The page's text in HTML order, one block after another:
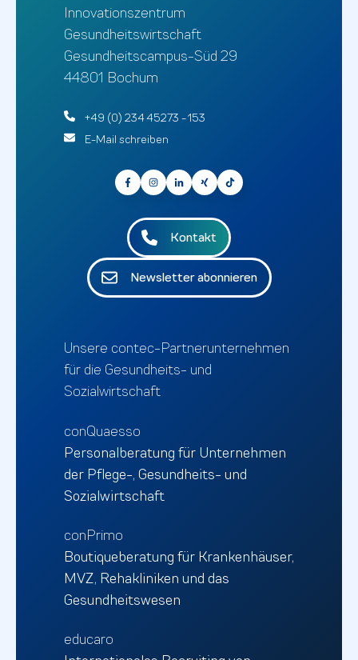
Innovationszentrum
Gesundheitswirtschaft
Gesundheitscampus-Süd 29
44801 Bochum
+49 (0) 234 45273 - 153
E-Mail schreiben
Kontakt
Newsletter abonnieren
Unsere contec-Partnerunternehmen
für die Gesundheits- und
Sozialwirtschaft
conQuaesso
Personalberatung für Unternehmen
der Pflege-, Gesundheits- und
Sozialwirtschaft
conPrimo
Boutiqueberatung für Krankenhäuser,
MVZ, Rehakliniken und das
Gesundheitswesen
educaro